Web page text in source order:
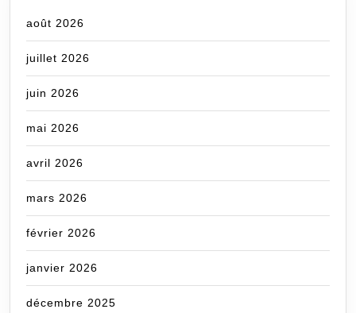
août 2026
juillet 2026
juin 2026
mai 2026
avril 2026
mars 2026
février 2026
janvier 2026
décembre 2025